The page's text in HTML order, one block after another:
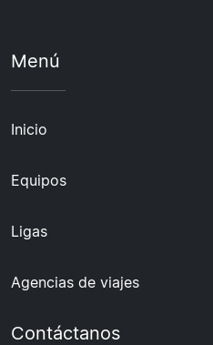
Menú
Inicio
Equipos
Ligas
Agencias de viajes
Contáctanos